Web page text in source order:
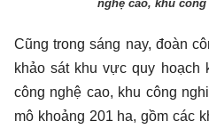
nghệ cao, khu
Cũng trong sáng nay, đoàn
khảo sát khu vực quy hoạch
công nghệ cao, khu công
mô khoảng 201 ha, gồm các